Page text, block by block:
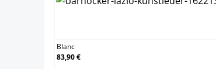
Blanc
83,90 €